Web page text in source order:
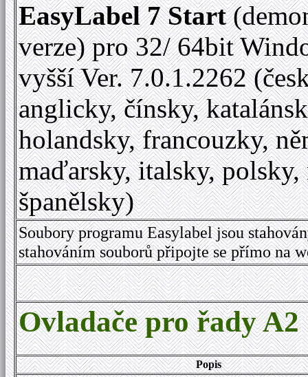
EasyLabel 7 Start
verze) pro 32/ 64bit
vyšší Ver. 7.0.1.2262
anglicky, čínsky,
holandsky, francouzky,
maďarsky, italsky, polsky,
španělsky)
Soubory programu Easylabel jsou
stahováním souborů připojte se přímo na
Ovladače pro řady
Popis